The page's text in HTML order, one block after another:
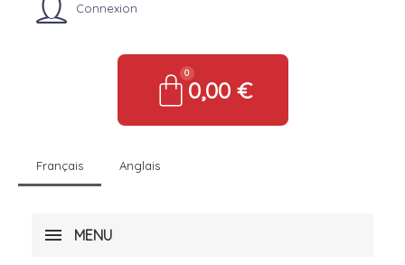
Connexion
0,00 €
Français Anglais
MENU